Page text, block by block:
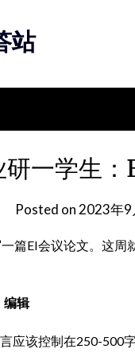
站
一学生
Posted on 2023年9
篇EI会议论文。这
编辑
应该控制在250-500